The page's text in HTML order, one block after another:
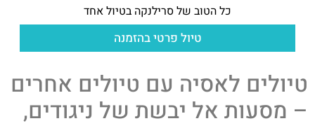
כל הטוב של סרילנקה בטיול אחד
טיול פרטי בהזמנה
טיולים לאסיה עם טיולים אחרים
– מסעות אל יבשת של ניגודים,